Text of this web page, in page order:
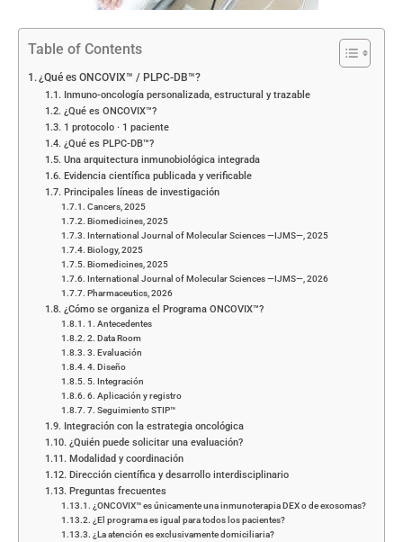
Table of Contents
¿Qué es ONCOVIX™ / PLPC-DB™?
Inmuno-oncología personalizada, estructural y trazable
¿Qué es ONCOVIX™?
1 protocolo · 1 paciente
¿Qué es PLPC-DB™?
Una arquitectura inmunobiológica integrada
Evidencia científica publicada y verificable
Principales líneas de investigación
Cancers, 2025
Biomedicines, 2025
International Journal of Molecular Sciences —IJMS—, 2025
Biology, 2025
Biomedicines, 2025
International Journal of Molecular Sciences —IJMS—, 2026
Pharmaceutics, 2026
¿Cómo se organiza el Programa ONCOVIX™?
1. Antecedentes
2. Data Room
3. Evaluación
4. Diseño
5. Integración
6. Aplicación y registro
7. Seguimiento STIP™
Integración con la estrategia oncológica
¿Quién puede solicitar una evaluación?
Modalidad y coordinación
Dirección científica y desarrollo interdisciplinario
Preguntas frecuentes
¿ONCOVIX™ es únicamente una inmunoterapia DEX o de exosomas?
¿El programa es igual para todos los pacientes?
¿La atención es exclusivamente domiciliaria?